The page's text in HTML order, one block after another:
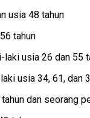
usia 48 tahun
tahun
laki usia 26 dan 55
usia 34, 61,
dan seorang